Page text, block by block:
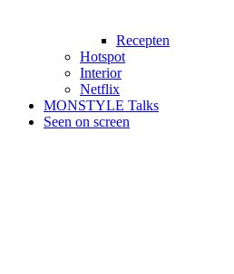
Recepten
Hotspot
Interior
Netflix
MONSTYLE Talks
Seen on screen